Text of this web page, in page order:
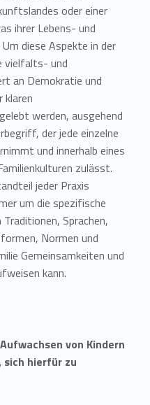
oder einer
ihrer Lebens- und
diese Aspekte in der
vielfalts- und
an Demokratie und
klaren
werden, ausgehend
der jede einzelne
und innerhalb eines
zulässt.
jeder Praxis
um die spezifische
Sprachen,
Normen und
Gemeinsamkeiten und
kann.
von Kindern
hierfür zu